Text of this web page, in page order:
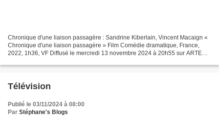
Chronique d'une liaison passagère : Sandrine Kiberlain, Vincent Macaign «
Chronique d'une liaison passagère » Film Comédie dramatique, France,
2022, 1h36, VF Diffusé le mercredi 13 novembre 2024 à 20h55 sur ARTE
Télévision
Publié le 03/11/2024 à 08:00
Par Stéphane's Blogs